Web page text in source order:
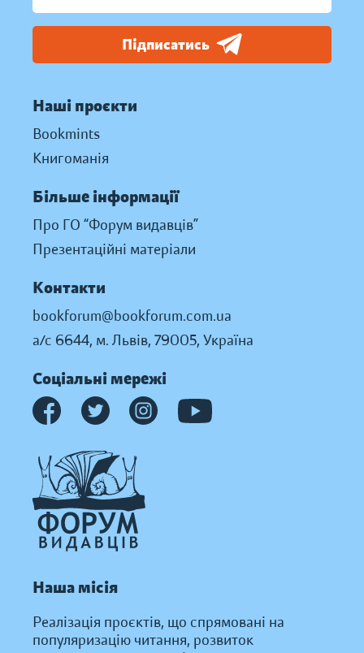
Підписатись
Наші проєкти
Bookmints
Книгоманія
Більше інформації
Про ГО “Форум видавців”
Презентаційні матеріали
Контакти
bookforum@bookforum.com.ua
а/с 6644, м. Львів, 79005, Україна
Соціальні мережі
Наша місія
Реалізація проєктів, що спрямовані на
популяризацію читання, розвиток